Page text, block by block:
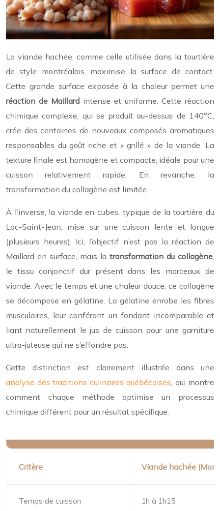
La viande hachée, comme celle utilisée dans la tourtière
de style montréalais, maximise la surface de contact.
Cette grande surface exposée à la chaleur permet une
réaction de Maillard intense et uniforme. Cette réaction
chimique complexe, qui se produit au-dessus de 140°C,
crée des centaines de nouveaux composés aromatiques
responsables du goût riche et « grillé » de la viande. La
texture finale est homogène et compacte, idéale pour une
cuisson relativement rapide. En revanche, la
transformation du collagène est limitée.
À l’inverse, la viande en cubes, typique de la tourtière du
Lac-Saint-Jean, mise sur une cuisson lente et longue
(plusieurs heures). Ici, l’objectif n’est pas la réaction de
Maillard en surface, mais la transformation du collagène,
le tissu conjonctif dur présent dans les morceaux de
viande. Avec le temps et une chaleur douce, ce collagène
se décompose en gélatine. La gélatine enrobe les fibres
musculaires, leur conférant un fondant incomparable et
liant naturellement le jus de cuisson pour une garniture
ultra-juteuse qui ne s’effondre pas.
Cette distinction est clairement illustrée dans une
analyse des traditions culinaires québécoises, qui montre
comment chaque méthode optimise un processus
chimique différent pour un résultat spécifique.
Critère Viande hachée
Temps de cuisson 1h à 1h15